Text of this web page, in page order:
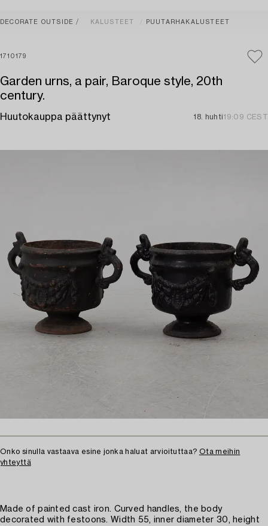
DECORATE OUTSIDE KALUSTEET PUUTARHAKALUSTEET
1710179
Garden urns, a pair, Baroque style, 20th
century.
Huutokauppa päättynyt 18. huhti19:09 CEST
Onko sinulla vastaava esine jonka haluat arvioituttaa? Ota meihin
yhteyttä
Made of painted cast iron. Curved handles, the body
decorated with festoons. Width 55, inner diameter 30, height